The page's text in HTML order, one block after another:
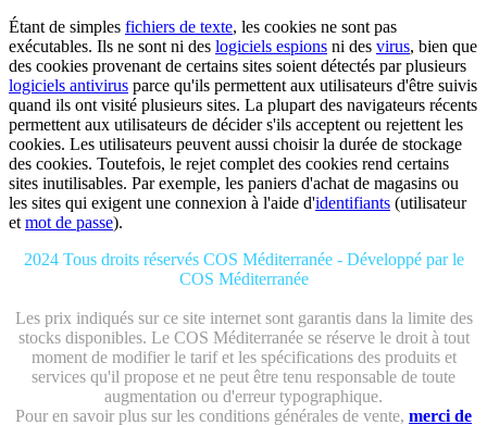
Étant de simples fichiers de texte, les cookies ne sont pas
exécutables. Ils ne sont ni des logiciels espions ni des virus, bien que
des cookies provenant de certains sites soient détectés par plusieurs
logiciels antivirus parce qu'ils permettent aux utilisateurs d'être suivis
quand ils ont visité plusieurs sites. La plupart des navigateurs récents
permettent aux utilisateurs de décider s'ils acceptent ou rejettent les
cookies. Les utilisateurs peuvent aussi choisir la durée de stockage
des cookies. Toutefois, le rejet complet des cookies rend certains
sites inutilisables. Par exemple, les paniers d'achat de magasins ou
les sites qui exigent une connexion à l'aide d'identifiants (utilisateur
et mot de passe).
2024 Tous droits réservés COS Méditerranée - Développé par le
COS Méditerranée
Les prix indiqués sur ce site internet sont garantis dans la limite des
stocks disponibles. Le COS Méditerranée se réserve le droit à tout
moment de modifier le tarif et les spécifications des produits et
services qu'il propose et ne peut être tenu responsable de toute
augmentation ou d'erreur typographique.
Pour en savoir plus sur les conditions générales de vente, merci de